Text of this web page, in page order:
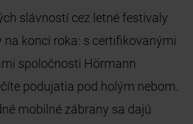
slávností cez letné festivaly
na konci roka: s certifikovanými
spoločnosti Hörmann
podujatia pod holým nebom.
mobilné zábrany sa dajú